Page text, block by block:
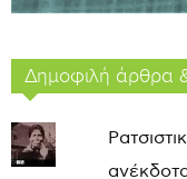
Δημοφιλή άρθρα